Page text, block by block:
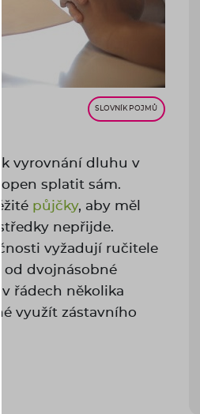
SLOVNÍK POJMŮ
k vyrovnání dluhu v
splatit sám.
půjčky, aby měl
nepřijde.
vyžadují ručitele
od dvojnásobné
řádech několika
využít zástavního